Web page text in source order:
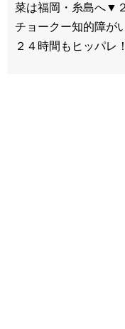
菜は福岡・糸島へ▼
チョークー知的障が
２４時間もヒッパレ